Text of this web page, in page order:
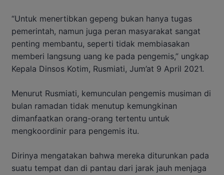
“Untuk menertibkan gepeng bukan hanya tugas
pemerintah, namun juga peran masyarakat sangat
penting membantu, seperti tidak membiasakan
memberi langsung uang ke pada pengemis,” ungkap
Kepala Dinsos Kotim, Rusmiati, Jum’at 9 April 2021.
Menurut Rusmiati, kemunculan pengemis musiman di
bulan ramadan tidak menutup kemungkinan
dimanfaatkan orang-orang tertentu untuk
mengkoordinir para pengemis itu.
Dirinya mengatakan bahwa mereka diturunkan pada
suatu tempat dan di pantau dari jarak jauh menjaga